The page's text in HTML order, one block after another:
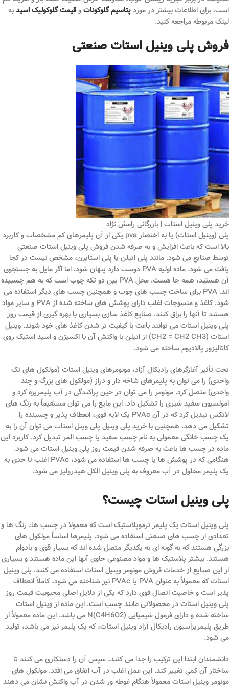
است. برای اطلاعات بیشتر در موردپتاسیم گلوکوناتوقیمت گلوکولیک اسیدبه
لینک مربوطه مراجعه کنید.
فروش پلی وینیل استات صنعتی
خرید پلی وینیل استات | بازرگانی رامش نژاد
پلی (وینیل استات) یا به اختصار pva یکی از آن پلیمرهای کم مشخصات و کاربرد
بالا است که باعث افزایش و به صرفه شدن فروش پلی وینیل استات صنعتی
توسط صنایع می شود. مانند پلی اتیلن یا پلی استایرن، مشخص نیست در کجا
یافت می شود. ماده اولیه PVA دوست دارد پنهان شود. اما اگر مایل به جستجوی
آن هستید، همه جا هست. محل PVA بین دو تکه چوب است که به هم چسبیده
اند. PVA برای ساخت چسب های چوب و همچنین چسب های دیگر استفاده می
شود. کاغذ و منسوجات اغلب دارای پوشش های ساخته شده از PVA و سایر مواد
هستند تا آنها را براق کنند. صنایع کاغذ سازی بسیاری با بهره گیری از قیمت روز
پلی وینیل استات می توانند باعث با کیفیت تر شدن کاغذ های خود شوند. وینیل
استات (CH2 = CH2 CH3) از اتیلن با واکنش آن با اکسیژن و اسید استیک روی
کاتالیزور پالادیوم ساخته می شود.
تحت تأثیر آغازگرهای رادیکال آزاد، مونومرهای وینیل استات (مولکول های تک
واحدی) را می توان به پلیمرهای شاخه دار و دراز (مولکول های بزرگ و چند
واحدی) متصل کرد. مونومر را می توان در حین پراکندگی در آب پلیمریزه کرد و
امولسیون سفید شیری را تشکیل داد. این مایع را می توان مستقیماً به رنگ های
لاتکس تبدیل کرد که در آن PVAc یک لایه قوی، انعطاف پذیر و چسبنده را
تشکیل می دهد. همچنین با خرید پلی وینیل پلی وینل استات می توان آن را به
یک چسب خانگی معمولی به نام چسب سفید یا چسب المر تبدیل کرد. کاربرد این
ماده در چسب ها باعث به صرفه شدن قیمت روز پلی وینیل استات می شود.
هنگامی که در پوشش ها یا چسب ها استفاده می شود، PVAc اغلب تا حدی به
یک پلیمر محلول در آب معروف به پلی وینیل الکل هیدرولیز می شود.
پلی وینیل استات چیست؟
پلی وینیل استات یک پلیمر ترموپلاستیک است که معمولا در چسب ها، رنگ ها و
تعدادی از چسب های صنعتی استفاده می شود. پلیمرها اساساً مولکول های
بزرگی هستند که به گونه ای به یکدیگر متصل شده اند که بسیار قوی و بادوام
هستند. بیشتر پلاستیک ها و مواد مصنوعی حاوی آنها این ماده هستند و بسیاری
از این صنایع از خدمات فروش مونومر وینیل استات استفاده می کنند. پلی وینیل
استات که معمولاً به عنوان PVA یا PVAc نیز شناخته می شود، کاملاً انعطاف
پذیر است و خاصیت اتصال قوی دارد که یکی از دلایل اصلی محبوبیت قیمت روز
پلی وینیل استات در محصولاتی مانند چسب است. این ماده از وینیل استات
ساخته شده و دارای فرمول شیمیایی (C4H6O2)N می باشد. این ماده معمولاً از
طریق پلیمریزاسیون رادیکال آزاد وینیل استات، که یک پلیمر نیز می باشد، تولید
می شود.
دانشمندان ابتدا این ترکیب را جدا می کنند، سپس آن را دستکاری می کنند تا
ساختار آن کمی تغییر کند. این عمل اغلب در آب اتفاق می افتد. مولکول های
مونومر وینیل استات معمولاً هنگام غوطه ور شدن در آب واکنش نشان می دهند